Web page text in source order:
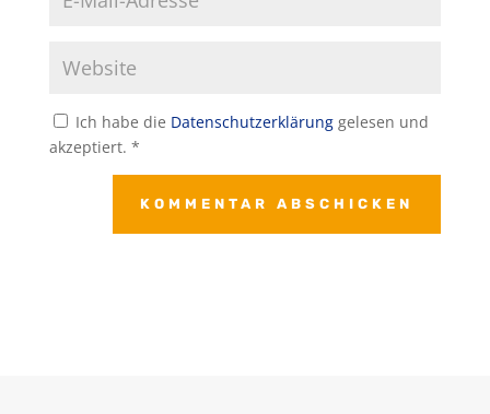
Ich habe die Datenschutzerklärung gelesen und
akzeptiert. *
KOMMENTAR ABSCHICKEN